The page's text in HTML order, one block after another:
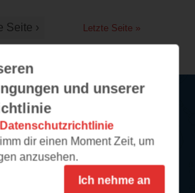
Seite › Letzte Seite »
und unserer
Datenschutzrichtlinie
dir einen Moment Zeit, um
anzusehen.
Ich nehme an
Service
funktioniert‘s